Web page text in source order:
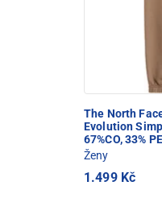
The North
Evolution
67%CO, 33%
Ženy
1.499 Kč